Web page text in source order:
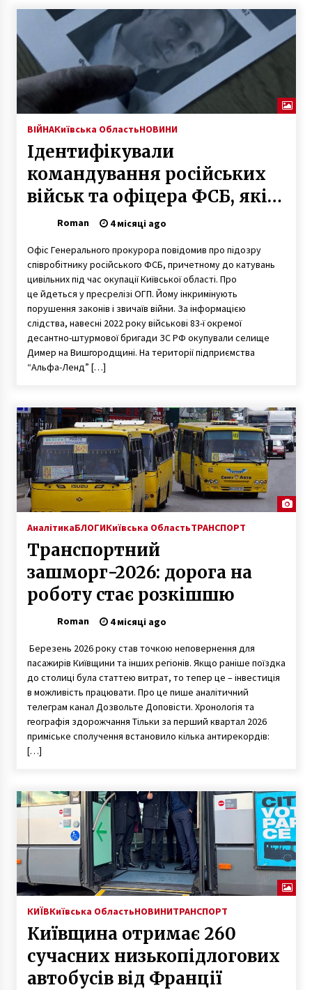
ВІЙНАКиївська ОбластьНОВИНИ
Ідентифікували
командування російських
військ та офіцера ФСБ, які
катували мешканців
Київщини
Roman 4 місяці ago
Офіс Генерального прокурора повідомив про підозру
співробітнику російського ФСБ, причетному до катувань
цивільних під час окупації Київської області. Про
це йдеться у пресрелізі ОГП. Йому інкримінують
порушення законів і звичаїв війни. За інформацією
слідства, навесні 2022 року військові 83-ї окремої
десантно-штурмової бригади ЗС РФ окупували селище
Димер на Вишгородщині. На території підприємства
“Альфа-Ленд” […]
АналітикаБЛОГИКиївська ОбластьТРАНСПОРТ
Транспортний
зашморг-2026: дорога на
роботу стає розкішшю
Roman 4 місяці ago
Березень 2026 року став точкою неповернення для
пасажирів Київщини та інших регіонів. Якщо раніше поїздка
до столиці була статтею витрат, то тепер це – інвестиція
в можливість працювати. Про це пише аналітичний
телеграм канал Дозвольте Доповісти. Хронологія та
географія здорожчання Тільки за перший квартал 2026
приміське сполучення встановило кілька антирекордів:
[…]
КИЇВКиївська ОбластьНОВИНИТРАНСПОРТ
Київщина отримає 260
сучасних низькопідлогових
автобусів від Франції